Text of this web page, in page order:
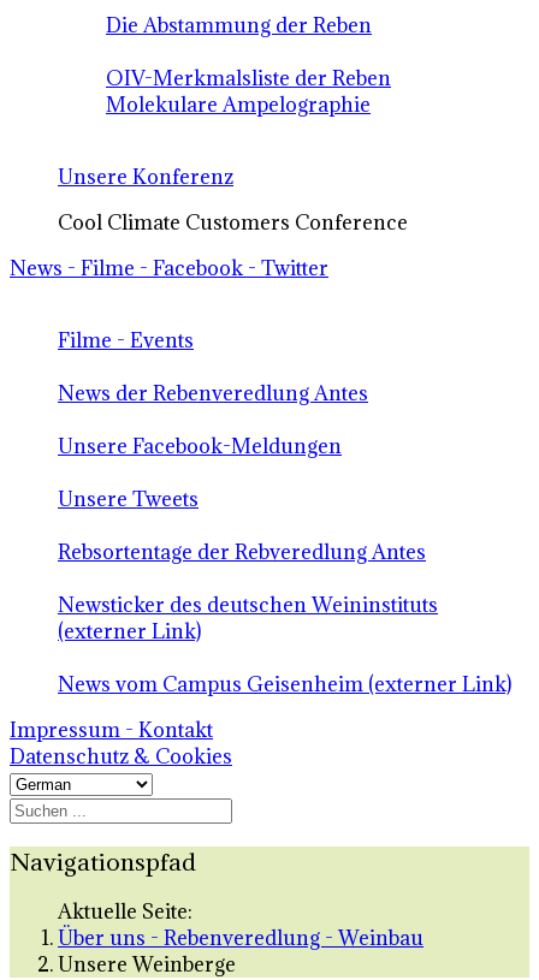
Die Abstammung der Reben
OIV-Merkmalsliste der Reben
Molekulare Ampelographie
Unsere Konferenz
Cool Climate Customers Conference
News - Filme - Facebook - Twitter
Filme - Events
News der Rebenveredlung Antes
Unsere Facebook-Meldungen
Unsere Tweets
Rebsortentage der Rebveredlung Antes
Newsticker des deutschen Weininstituts
(externer Link)
News vom Campus Geisenheim (externer Link)
Impressum - Kontakt
Datenschutz & Cookies
Navigationspfad
Aktuelle Seite:
Über uns - Rebenveredlung - Weinbau
Unsere Weinberge